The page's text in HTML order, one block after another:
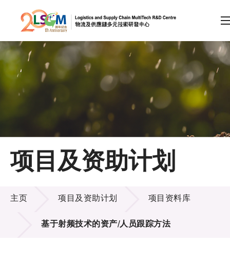
跳到内容（按回车键）
会员登录
A A EN 繁 简
主页
关于LSCM
技术商品化
项目及资助计划
项目及资助计划
项目及资助计划
主页 项目及资助计划 项目资料库
基于射频技术的资产/人员跟踪方法